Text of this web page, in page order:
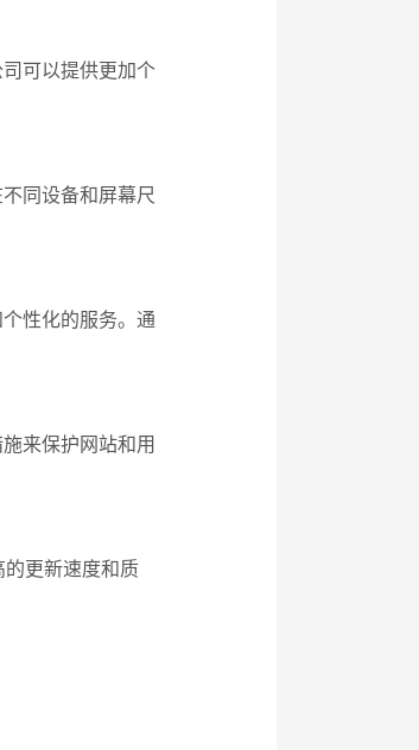
可以提供更加个
同设备和屏幕尺
性化的服务。通
来保护网站和用
的更新速度和质